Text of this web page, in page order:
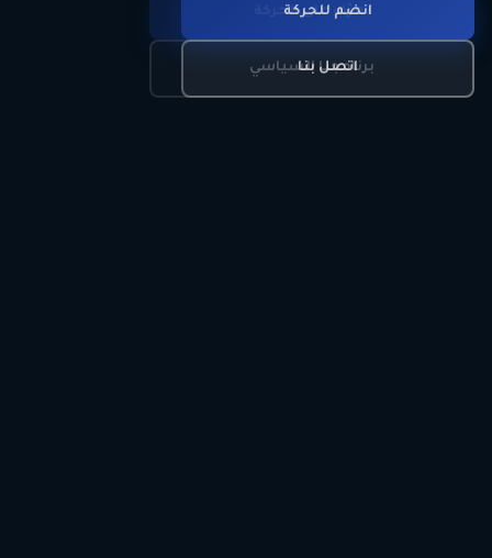
تعرّف على الحركة
برنامجنا السياسي
انضم للحركة
اتصل بنا